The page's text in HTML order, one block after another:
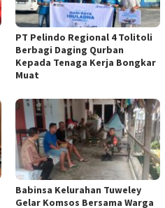
PT Pelindo Regional 4 Tolitoli
Berbagi Daging Qurban
Kepada Tenaga Kerja Bongkar
Muat
Babinsa Kelurahan Tuweley
Gelar Komsos Bersama Warga